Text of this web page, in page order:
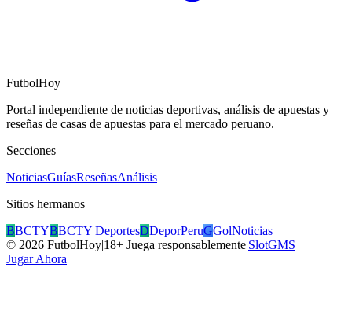
FutbolHoy
Portal independiente de noticias deportivas, análisis de apuestas y
reseñas de casas de apuestas para el mercado peruano.
Secciones
NoticiasGuíasReseñasAnálisis
Sitios hermanos
BBCTYBBCTY DeportesDDeporPeruGGolNoticias
© 2026 FutbolHoy|18+ Juega responsablemente|SlotGMS
Jugar Ahora